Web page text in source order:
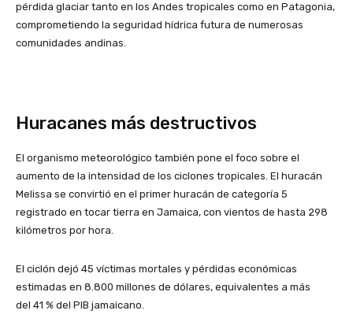
pérdida glaciar tanto en los Andes tropicales como en Patagonia,
comprometiendo la seguridad hídrica futura de numerosas
comunidades andinas.
Huracanes más destructivos
El organismo meteorológico también pone el foco sobre el
aumento de la intensidad de los ciclones tropicales. El huracán
Melissa se convirtió en el primer huracán de categoría 5
registrado en tocar tierra en Jamaica, con vientos de hasta 298
kilómetros por hora.
El ciclón dejó 45 víctimas mortales y pérdidas económicas
estimadas en 8.800 millones de dólares, equivalentes a más
del 41 % del PIB jamaicano.